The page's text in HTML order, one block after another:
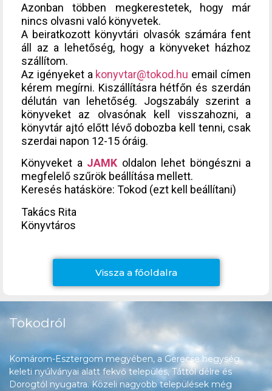
Azonban többen megkerestetek, hogy már
nincs olvasni való könyvetek.
A beiratkozott könyvtári olvasók számára fent
áll az a lehetőség, hogy a könyveket házhoz
szállítom.
Az igényeket a konyvtar@tokod.hu email címen
kérem megírni. Kiszállításra hétfőn és szerdán
délután van lehetőség. Jogszabály szerint a
könyveket az olvasónak kell visszahozni, a
könyvtár ajtó előtt lévő dobozba kell tenni, csak
szerdai napon 12-15 óráig.
Könyveket a JAMK oldalon lehet böngészni a
megfelelő szűrök beállítása mellett.
Keresés hatásköre: Tokod (ezt kell beállítani)
Takács Rita
Könyvtáros
Vissza a főoldalra
Tokodról
Komárom-Esztergom megyében, a Gerecse hegység
keleti nyúlványai alatt fekvő település, Táttól délre és
Dorogtól nyugatra. Közeli nagyobb települések még